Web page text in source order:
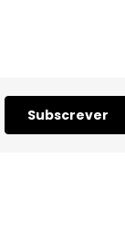
Subscrever